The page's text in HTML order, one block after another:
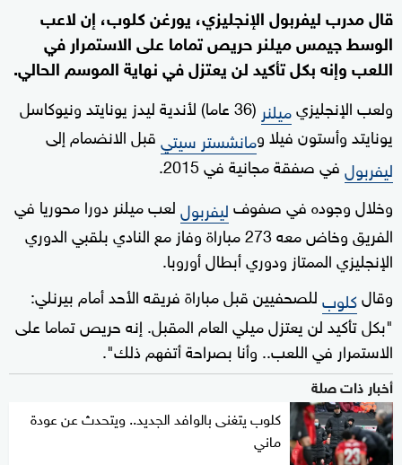
قال مدرب ليفربول الإنجليزي، يورغن كلوب، إن لاعب
الوسط جيمس ميلنر حريص تماما على الاستمرار في
اللعب وإنه بكل تأكيد لن يعتزل في نهاية الموسم الحالي.
ولعب الإنجليزيميلنر
(36 عاما) لأندية ليدز يونايتد ونيوكاسل
يونايتد وأستون فيلا ومانشستر سيتيقبل الانضمام إلى
ليفربولفي صفقة مجانية في 2015.
وخلال وجوده في صفوفليفربوللعب ميلنر دورا محوريا في
الفريق وخاض معه 273 مباراة وفاز مع النادي بلقبي الدوري
الإنجليزي الممتاز ودوري أبطال أوروبا.
وقالكلوبللصحفيين قبل مباراة فريقه الأحد أمام بيرنلي:
"بكل تأكيد لن يعتزل ميلي العام المقبل. إنه حريص تماما على
الاستمرار في اللعب.. وأنا بصراحة أتفهم ذلك".
أخبار ذات صلة
كلوب يتغنى بالوافد الجديد.. ويتحدث عن عودة
ماني